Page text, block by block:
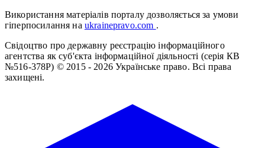
Використання матеріалів порталу дозволяється за умови
гіперпосилання на ukrainepravo.com .
Свідоцтво про державну реєстрацію інформаційного
агентства як суб'єкта інформаційної діяльності (серія КВ
№516-378Р) © 2015 - 2026 Українське право. Всі права
захищені.